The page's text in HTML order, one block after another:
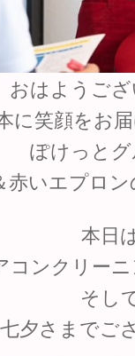
おはようござ
に笑顔をお
ぽけっと
赤いエプロン
本日
コンクリー
そし
七夕さまでご